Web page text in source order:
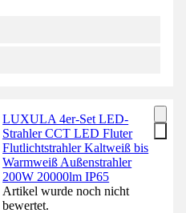
LUXULA 4er-Set LED-
Strahler CCT LED Fluter
Flutlichtstrahler Kaltweiß bis
Warmweiß Außenstrahler
200W 20000lm IP65
Artikel wurde noch nicht
bewertet.